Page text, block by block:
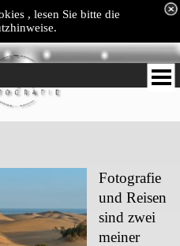
, lesen Sie bitte die
Fotografie
und Reisen
sind zwei
meiner